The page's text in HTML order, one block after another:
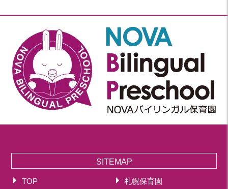
SITEMAP
TOP
札幌保育園